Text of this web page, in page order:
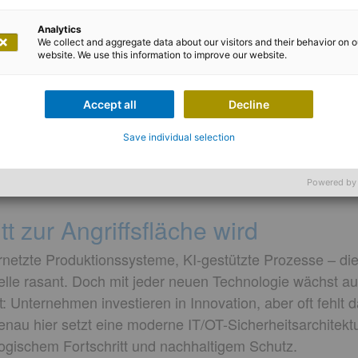
Die
und Schutz
zur Angriffsfläche wird
Produktionssysteme, KI-gestützte Prozesse –
rasant. Doch mit jeder neuen Technologie wächst
Unternehmen investieren in Innovation, aber oft fehlt
hier setzt eine moderne IT/OT-
Fortschritt und nachhaltigem Schutz.
Analytics
We collect and aggregate data about our visitors and their behavior on
website. We use this information to improve our website.
Accept all Decline
Save individual selection
Powered by